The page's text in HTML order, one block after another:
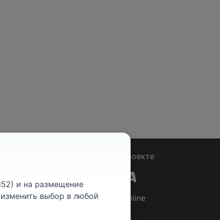
О проекте
© 2026Rabotniki.online
и на размещение
выбор в любой